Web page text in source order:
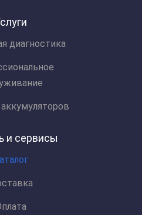
диагностика
и сервисы